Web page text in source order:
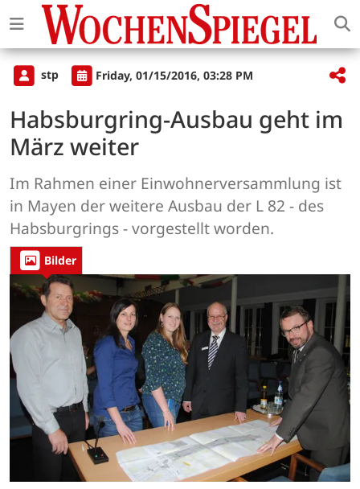
stp Friday, 01/15/2016, 03:28 PM
Habsburgring-Ausbau geht im
März weiter
Im Rahmen einer Einwohnerversammlung ist
in Mayen der weitere Ausbau der L 82 - des
Habsburgrings - vorgestellt worden.
Bilder